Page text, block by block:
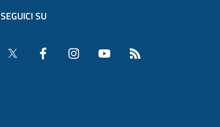
SEGUICI SU
Twitter Facebook InstagramYouTube